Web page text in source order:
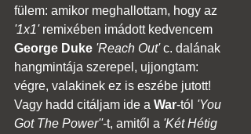
fülem: amikor meghallottam, hogy az
'1x1' remixében imádott kedvencem
George Duke 'Reach Out' c. dalának
hangmintája szerepel, ujjongtam:
végre, valakinek ez is eszébe jutott!
Vagy hadd citáljam ide a War-tól 'You
Got The Power''-t, amitől a 'Két Hétig